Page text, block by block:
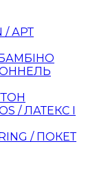
/ АРТ
БАМБІНО
/ ЛАТЕКС І
/ ПОКЕТ